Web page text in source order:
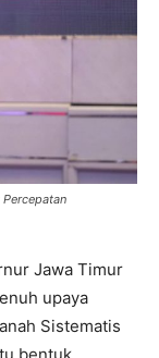
Jawa Timur
upaya
Sistematis